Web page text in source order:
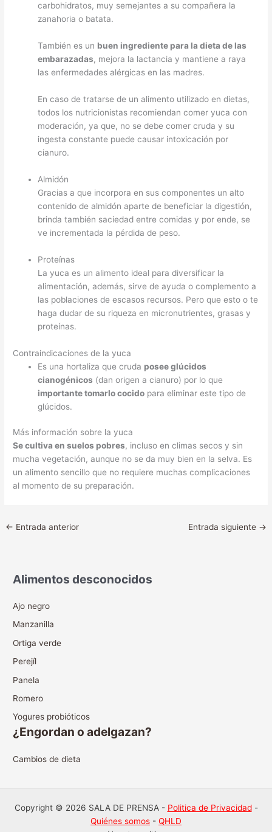
carbohidratos, muy semejantes a su compañera la
zanahoria o batata.
También es un buen ingrediente para la dieta de las
embarazadas, mejora la lactancia y mantiene a raya
las enfermedades alérgicas en las madres.
En caso de tratarse de un alimento utilizado en dietas,
todos los nutricionistas recomiendan comer yuca con
moderación, ya que, no se debe comer cruda y su
ingesta constante puede causar intoxicación por
cianuro.
Almidón
Gracias a que incorpora en sus componentes un alto
contenido de almidón aparte de beneficiar la digestión,
brinda también saciedad entre comidas y por ende, se
ve incrementada la pérdida de peso.
Proteínas
La yuca es un alimento ideal para diversificar la
alimentación, además, sirve de ayuda o complemento a
las poblaciones de escasos recursos. Pero que esto o te
haga dudar de su riqueza en micronutrientes, grasas y
proteínas.
Contraindicaciones de la yuca
Es una hortaliza que cruda posee glúcidos
cianogénicos (dan origen a cianuro) por lo que
importante tomarlo cocido para eliminar este tipo de
glúcidos.
Más información sobre la yuca
Se cultiva en suelos pobres, incluso en climas secos y sin
mucha vegetación, aunque no se da muy bien en la selva. Es
un alimento sencillo que no requiere muchas complicaciones
al momento de su preparación.
← Entrada anterior Entrada siguiente →
Alimentos desconocidos
Ajo negro
Manzanilla
Ortiga verde
Perejíl
Panela
Romero
Yogures probióticos
¿Engordan o adelgazan?
Cambios de dieta
Copyright © 2026 SALA DE PRENSA - Politica de Privacidad-
Quiénes somos - QHLD